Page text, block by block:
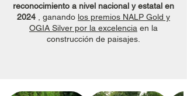
reconocimiento a nivel nacional y estatal en
2024 , ganando los premios NALP Gold y
OGIA Silver por la excelencia en la
construcción de paisajes.